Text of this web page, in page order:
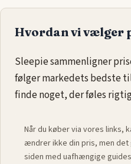
Hvordan vi vælger
Sleepie sammenligner
følger markedets bedste
finde noget, der føles
Når du køber via vores links,
ændrer ikke din pris, men
siden med uafhængige